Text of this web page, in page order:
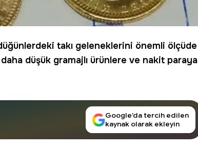
takı geleneklerini önemli ölçüde
düşük gramajlı ürünlere ve nakit paraya
Google’da tercih edilen
kaynak olarak ekleyin